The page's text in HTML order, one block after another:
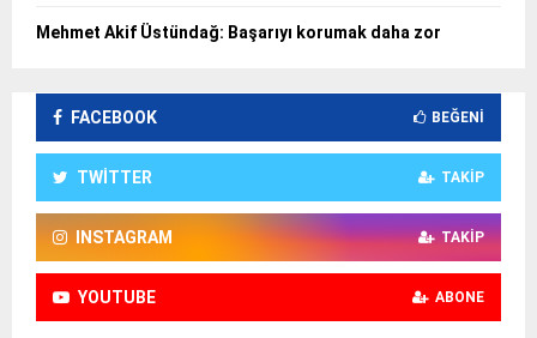
Mehmet Akif Üstündağ: Başarıyı korumak daha zor
FACEBOOK BEĞENI
TWITTER TAKIP
INSTAGRAM TAKIP
YOUTUBE ABONE